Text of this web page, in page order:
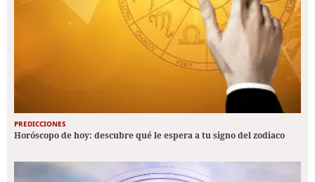
PREDICCIONES
Horóscopo de hoy: descubre qué le espera a tu signo del zodiaco